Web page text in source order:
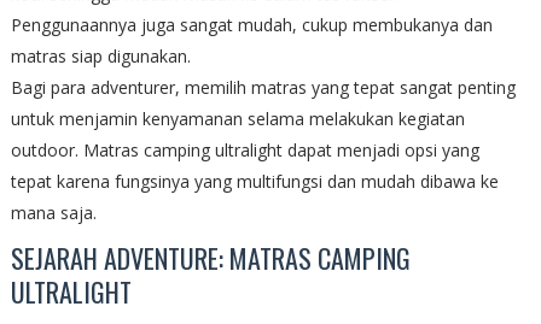
Penggunaannya juga sangat mudah, cukup membukanya dan
matras siap digunakan.
Bagi para adventurer, memilih matras yang tepat sangat penting
untuk menjamin kenyamanan selama melakukan kegiatan
outdoor. Matras camping ultralight dapat menjadi opsi yang
tepat karena fungsinya yang multifungsi dan mudah dibawa ke
mana saja.
SEJARAH ADVENTURE: MATRAS CAMPING
ULTRALIGHT